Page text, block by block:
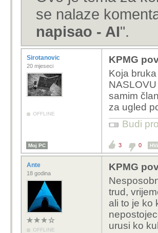
se nalaze
napisao - AI".
Sirotanovic
20 mjeseci
OFFLINE
KPMG
Koja
samim
za ugled
Budi
Moj PC 3 0
Ante
18 godina
OFFLINE
KPMG
trud,
ali to je ko
urusi ko